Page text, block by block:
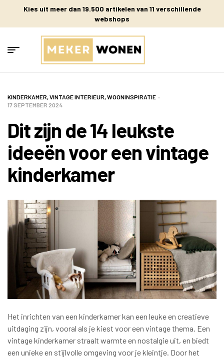
Kies uit meer dan 19.500 artikelen van 11 verschillende
webshops
KINDERKAMER,VINTAGE INTERIEUR,WOONINSPIRATIE
17 SEPTEMBER 2024
Dit zijn de 14 leukste
ideeën voor een vintage
kinderkamer
Het inrichten van een kinderkamer kan een leuke en creatieve
uitdaging zijn, vooral als je kiest voor een vintage thema. Een
vintage kinderkamer straalt warmte en nostalgie uit, en biedt
een unieke en stijlvolle omgeving voor je kleintje. Door het